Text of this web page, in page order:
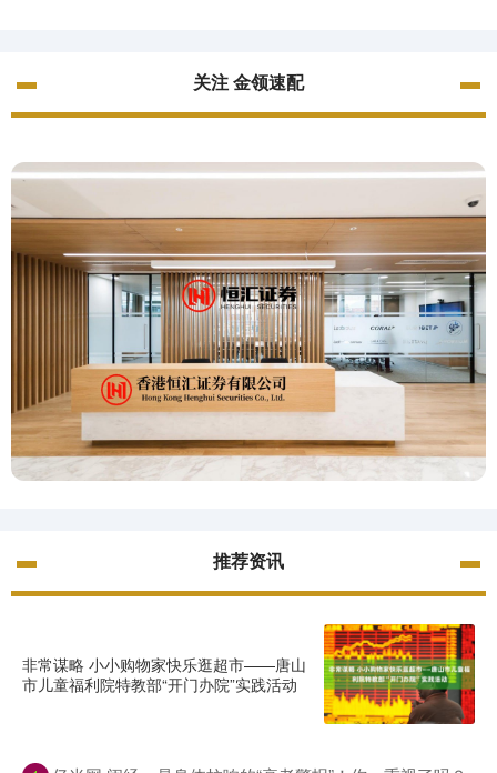
关注 金领速配
推荐资讯
非常谋略 小小购物家快乐逛超市——唐山
市儿童福利院特教部“开门办院”实践活动